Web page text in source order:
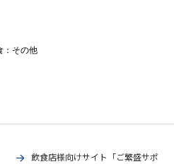
：その他
飲食店様向けサイト「ご繁盛サポ